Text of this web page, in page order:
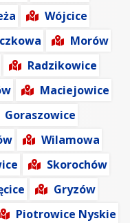
Wójcice
Morów
Radzikowice
Maciejowice
Goraszowice
Wilamowa
Skorochów
Gryzów
Piotrowice Nyskie